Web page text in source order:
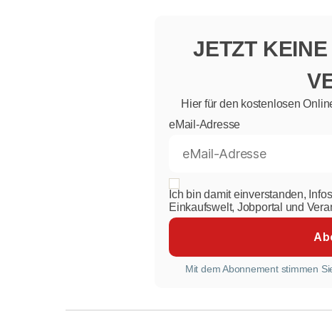
JETZT
Hier für den kostenlosen
eMail-Adresse
Ich bin damit einverstanden,
Einkaufswelt, Jobportal und
Mit dem Abonnement stimmen